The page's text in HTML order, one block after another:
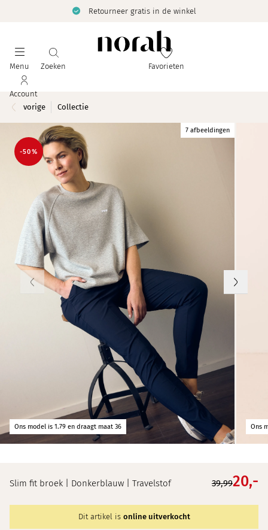
Retourneer gratis in de winkel
Menu Zoeken Favorieten
Account
vorige
Collectie
Ons model is 1.79 en draagt maat 36 Ons
7 afbeeldingen
-50%
Slim fit broek | Donkerblauw | Travelstof 39,9920,-
Dit artikel is online uitverkocht